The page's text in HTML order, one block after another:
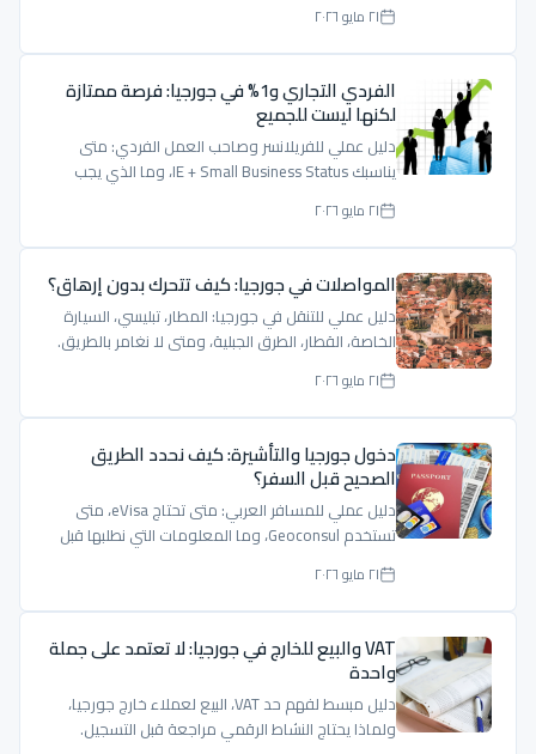
٢١ مايو ٢٠٢٦
الفردي التجاري و1% في جورجيا: فرصة ممتازة
لكنها ليست للجميع
دليل عملي للفريلانسر وصاحب العمل الفردي: متى
يناسبك IE + Small Business Status، وما الذي يجب
فحصه قبل الاعتماد على 1%.
٢١ مايو ٢٠٢٦
المواصلات في جورجيا: كيف تتحرك بدون إرهاق؟
دليل عملي للتنقل في جورجيا: المطار، تبليسي، السيارة
الخاصة، القطار، الطرق الجبلية، ومتى لا نغامر بالطريق.
٢١ مايو ٢٠٢٦
دخول جورجيا والتأشيرة: كيف نحدد الطريق
الصحيح قبل السفر؟
دليل عملي للمسافر العربي: متى تحتاج eVisa، متى
تستخدم Geoconsul، وما المعلومات التي نطلبها قبل
إعطاء جواب واضح.
٢١ مايو ٢٠٢٦
VAT والبيع للخارج في جورجيا: لا تعتمد على جملة
واحدة
دليل مبسط لفهم حد VAT، البيع لعملاء خارج جورجيا،
ولماذا يحتاج النشاط الرقمي مراجعة قبل التسجيل.